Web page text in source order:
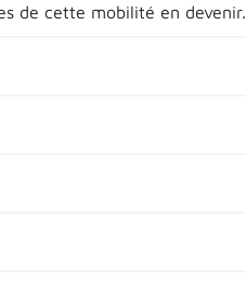
de cette mobilité en devenir.